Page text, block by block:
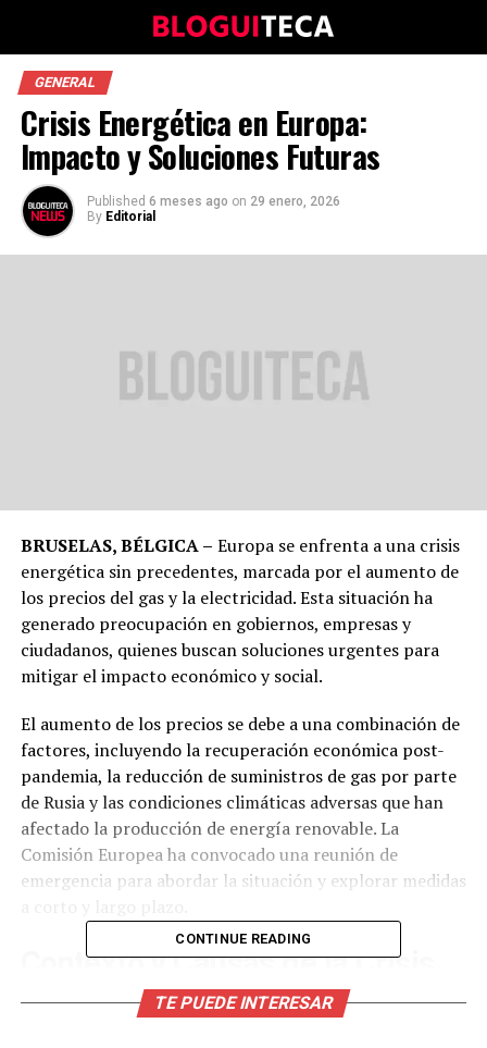
GENERAL
Crisis Energética en Europa:
Impacto y Soluciones Futuras
Published 6 meses ago on 29 enero, 2026
By Editorial
BRUSELAS, BÉLGICA – Europa se enfrenta a una crisis
energética sin precedentes, marcada por el aumento de
los precios del gas y la electricidad. Esta situación ha
generado preocupación en gobiernos, empresas y
ciudadanos, quienes buscan soluciones urgentes para
mitigar el impacto económico y social.
El aumento de los precios se debe a una combinación de
factores, incluyendo la recuperación económica post-
pandemia, la reducción de suministros de gas por parte
de Rusia y las condiciones climáticas adversas que han
afectado la producción de energía renovable. La
Comisión Europea ha convocado una reunión de
emergencia para abordar la situación y explorar medidas
Contexto y Causas de la Crisis
La dependencia de Europa del gas natural ruso ha sido
CONTINUE READING
TE PUEDE INTERESAR